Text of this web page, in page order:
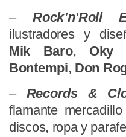
–Rock’n’Roll
ilustradores y
Mik Baro, Oky
Bontempi, Don
– Records &
flamante
discos, ropa y